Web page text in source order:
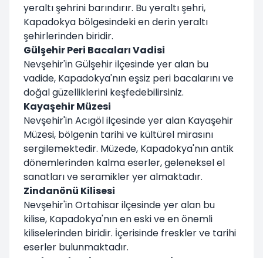
yeraltı şehrini barındırır. Bu yeraltı şehri,
Kapadokya bölgesindeki en derin yeraltı
şehirlerinden biridir.
Gülşehir Peri Bacaları Vadisi
Nevşehir'in Gülşehir ilçesinde yer alan bu
vadide, Kapadokya'nın eşsiz peri bacalarını ve
doğal güzelliklerini keşfedebilirsiniz.
Kayaşehir Müzesi
Nevşehir'in Acıgöl ilçesinde yer alan Kayaşehir
Müzesi, bölgenin tarihi ve kültürel mirasını
sergilemektedir. Müzede, Kapadokya'nın antik
dönemlerinden kalma eserler, geleneksel el
sanatları ve seramikler yer almaktadır.
Zindanönü Kilisesi
Nevşehir'in Ortahisar ilçesinde yer alan bu
kilise, Kapadokya'nın en eski ve en önemli
kiliselerinden biridir. İçerisinde freskler ve tarihi
eserler bulunmaktadır.